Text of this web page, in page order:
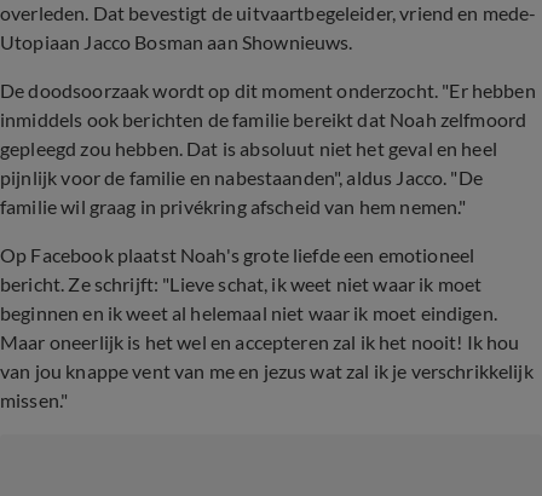
overleden. Dat bevestigt de uitvaartbegeleider, vriend en mede-
Utopiaan Jacco Bosman aan Shownieuws.
De doodsoorzaak wordt op dit moment onderzocht. "Er hebben
inmiddels ook berichten de familie bereikt dat Noah zelfmoord
gepleegd zou hebben. Dat is absoluut niet het geval en heel
pijnlijk voor de familie en nabestaanden", aldus Jacco. "De
familie wil graag in privékring afscheid van hem nemen."
Op Facebook plaatst Noah's grote liefde een emotioneel
bericht. Ze schrijft: "Lieve schat, ik weet niet waar ik moet
beginnen en ik weet al helemaal niet waar ik moet eindigen.
Maar oneerlijk is het wel en accepteren zal ik het nooit! Ik hou
van jou knappe vent van me en jezus wat zal ik je verschrikkelijk
missen."